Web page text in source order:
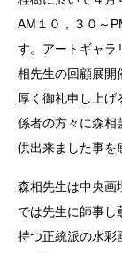
AM１０，３０～
す。アートギャラ
相先生の回顧展開
厚く御礼申し上げ
係者の方々に森相
供出来ました事を
森相先生は中央画
では先生に師事し
持つ正統派の水彩